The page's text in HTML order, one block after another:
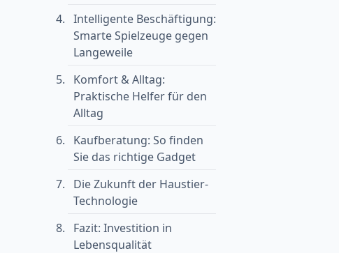
Intelligente Beschäftigung:
Smarte Spielzeuge gegen
Langeweile
Komfort & Alltag:
Praktische Helfer für den
Alltag
Kaufberatung: So finden
Sie das richtige Gadget
Die Zukunft der Haustier-
Technologie
Fazit: Investition in
Lebensqualität